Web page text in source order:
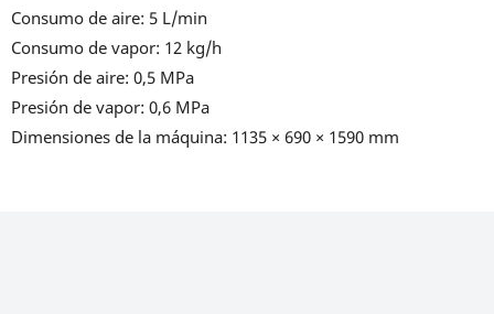
Consumo de aire: 5 L/min
Consumo de vapor: 12 kg/h
Presión de aire: 0,5 MPa
Presión de vapor: 0,6 MPa
Dimensiones de la máquina: 1135 × 690 × 1590 mm